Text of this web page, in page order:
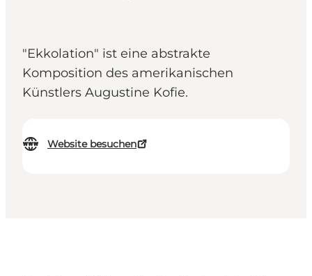
"Ekkolation" ist eine abstrakte
Komposition des amerikanischen
Künstlers Augustine Kofie.
Website besuchen